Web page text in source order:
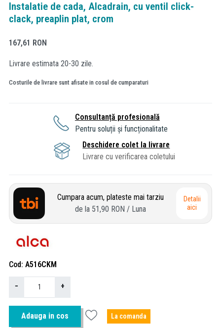
Instalatie de cada, Alcadrain, cu ventil click-
clack, preaplin plat, crom
167,61 RON
Livrare estimata 20-30 zile.
Costurile de livrare sunt afisate in cosul de cumparaturi
Consultanță profesională
Pentru soluții și funcționalitate
Deschidere colet la livrare
Livrare cu verificarea coletului
Cumpara acum, plateste mai tarziu
de la 51,90 RON / Luna
Detalii
aici
Cod A516CKM
− +
Adauga in cos La comanda